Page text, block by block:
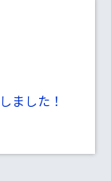
ました！